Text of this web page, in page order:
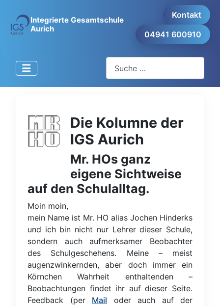
Integrierte Gesamtschule
Aurich
Kontakt
04941 600910
Die Kolumne der
IGS Aurich
Mr. HOs ganz
eigene Sichtweise
auf den Schulalltag.
Moin moin,
mein Name ist Mr. HO alias Jochen Hinderks
und ich bin nicht nur Lehrer dieser Schule,
sondern auch aufmerksamer Beobachter
des Schulgeschehens. Meine – meist
augenzwinkernden, aber doch immer ein
Körnchen Wahrheit enthaltenden –
Beobachtungen findet ihr auf dieser Seite.
Feedback (per Mail oder auch auf der